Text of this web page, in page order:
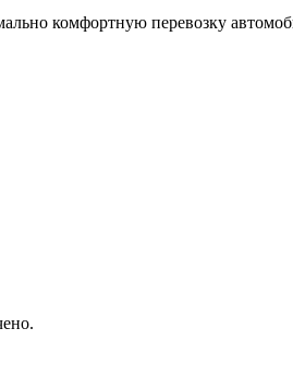
комфортную перевозку